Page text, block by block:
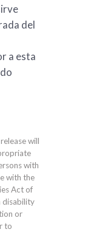
del
a esta
will
with
with the
Act of
disability
or
to